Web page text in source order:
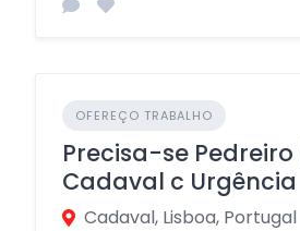
OFEREÇO TRABALHO
Precisa-se
Cadaval c Urgência
Cadaval, Lisboa, Portugal